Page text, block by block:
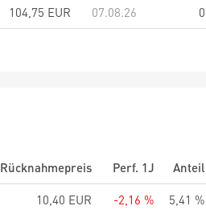
104,75 EUR 07.08.26 0
Rücknahmepreis Perf. 1J
Anteil
10,40 EUR -2,16 %
5,41 %